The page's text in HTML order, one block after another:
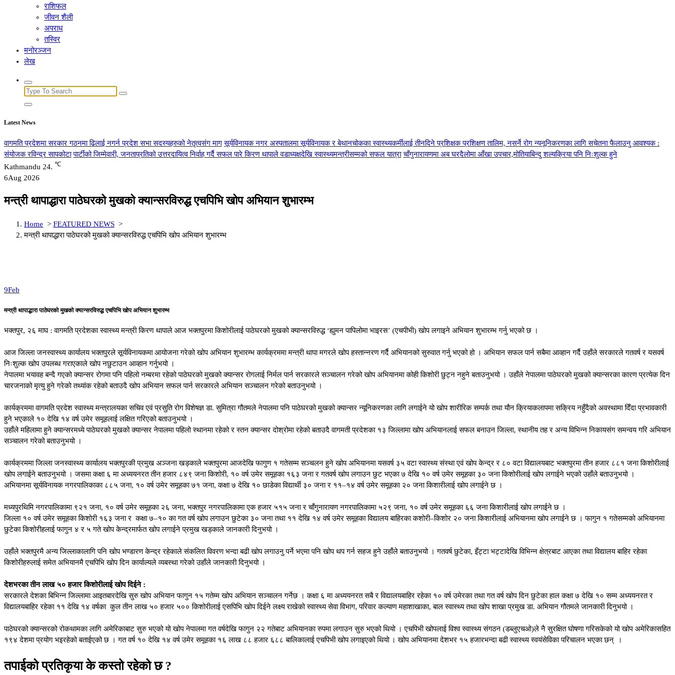
राशिफल
जीवन शैली
अपराध
तस्विर
मनोरञ्जन
लेख
Search
for:
Latest News
वागमति प्रदेशमा सरकार गठनमा ढिलाई नगर्न प्रदेश सभा सदस्यहरुको नेतृत्वसंग माग सूर्यविनायक नगर अस्पतालमा सूर्यविनायक र बेथानचोकका स्वास्थ्यकर्मीलाई तीनदिने प्रशिक्षक प्रशिक्षण तालिम, नसर्ने रोग न्यनूनिकरणका लागि सचेतना फैलाउनु आवश्यक :
संयोजक रविन्द्र सापकोटा पार्टीको जिम्मेवारी, जनताप्रतिको उत्तरदायित्व निर्वाह गर्दै सफल पारे किरण थापाले वडाध्यक्षदेखि स्वास्थ्यमन्त्रीसम्मको सफल यात्रा चाँगुनारायणमा अब घरदैलोमा आँखा उपचार,मोतियाबिन्दु शल्यक्रिया पनि निःशुल्क हुने
Kathmandu 24. ℃
6Aug 2026
मन्त्री थापाद्धारा पाठेघरको मुखको क्यान्सरविरुद्ध एचपिभि खोप अभियान शुभारम्भ
Home > FEATURED NEWS >
मन्त्री थापाद्धारा पाठेघरको मुखको क्यान्सरविरुद्ध एचपिभि खोप अभियान शुभारम्भ
9Feb
मन्त्री थापाद्धारा पाठेघरको मुखको क्यान्सरविरुद्ध एचपिभि खोप अभियान शुभारम्भ
भक्तपुर, २६ माघ : वागमति प्रदेशका स्वास्थ्य मन्त्री किरण थापाले आज भक्तपुरमा किशोरीलाई पाठेघरको मुखको क्यान्सरविरुद्ध ‘ह्युमन पापिलोमा भाइरस’ (एचपीभी) खोप लगाइने अभियान शुभारम्भ गर्नु भएको छ ।
आज जिल्ला जनस्वास्थ्य कार्यालय भक्तपुरले सूर्यविनायकमा आयोजना गरेको खोप अभियान शुभारम्भ कार्यक्रममा मन्त्री थापा मगरले खोप हस्तान्नरण गर्दै अभियानको सुरुवात गर्नु भएको हो । अभियान सफल पार्न सबैमा आव्हान गर्दै उहाँले सरकारले गतवर्ष र यसवर्ष
निःशुल्क खोप उपलब्ध गराएकाले खोप नछुटाउन आव्हान गर्नुभयो ।
नेपालमा भयावह बन्दै गएको क्यान्सर रोगमा पनि पहिलो नम्बरमा रहेको पाठेघरको मुखको क्यान्सर रोगलाई निर्मल पार्न सरकारले सञ्चालन गरेको खोप अभियानमा कोही किशोरी छुट्न नहुने बताउनुभयो । उहाँले नेपालमा पाठेघरको मुखको क्यान्सरका कारण प्रत्येक दिन
चारजनाको मृत्यु हुने गरेको तथ्यांक रहेको बताउदै खोप अभियान सफल पार्न सरकारले अभियान सञ्चालन गरेको बताउनुभयो ।
कार्यक्रममा वागमति प्रदेश स्वास्थ्य मन्त्रालयका सचिव एवं प्रसुति रोग विशेषज्ञ डा. सुमित्रा गौतमले नेपालमा पनि पाठेघरको मुखको क्यान्सर न्यूनिकरणका लागि लगाईने यो खोप शारीरिक सम्पर्क तथा यौन क्रियाकलापमा सक्रिय नहुँदैको अवस्थामा दिँदा प्रभावकारी
हुने भएकाले १० देखि १४ वर्ष उमेर समूहलाई लक्षित गरिएको बताउनुभयो ।
उहाँले महिलामा हुने क्यान्सरमध्ये पाठेघरको मुखको क्यान्सर नेपालमा पहिलो स्थानमा रहेको र स्तन क्यान्सर दोश्रोमा रहेको बताउदै वागमती प्रदेशका १३ जिल्लामा खोप अभियानलाई सफल बनाउन जिल्ला, स्थानीय तह र अन्य विभिन्न निकायसंग समन्वय गरि अभियान
सञ्चालन गरेको बताउनुभयो ।
कार्यक्रममा जिल्ला जनस्वास्थ्य कार्यालय भक्तपुरकी प्रमुख अञ्जना खड्काले भक्तपुरमा आजदेखि फागुण १ गतेसम्म सञ्चलन हुने खोप अभियानमा यसवर्ष ३५ वटा स्वास्थ्य संस्था एवं खोप केन्द्र र ८० वटा विद्यालयबाट भक्तपुरमा तीन हजार ८८१ जना किशोरीलाई
खोप लगाईने बताउनुभयो । जसमा कक्षा ६ मा अध्ययनरत तीन हजार ८४९ जना किशोरी, १० वर्ष उमेर समूहका १६३ जना र गतवर्ष खोप लगाउन छुट भएका ७ देखि १० वर्ष उमेर समूहका ३० जना किशोरीलाई खोप लगाईने भएको उहाँले बताउनुभयो ।
अभियानमा सूर्यविनायक नगरपालिकाका ८८५ जना, १० वर्ष उमेर समूहका ७१ जना, कक्षा ७ देखि १० छाडेका विद्यार्थी ३० जना र ११–१४ वर्ष उमेर समूहका २० जना किशारीलाई खोप लगाईने छ ।
मध्यपुरथिमि नगरपालिकामा ९२१ जना, १० वर्ष उमेर समूहका २६ जना, भक्तपुर नगरपालिकामा एक हजार ५१५ जना र चाँगुनारायण नगरपालिकामा ५२९ जना, १० वर्ष उमेर समूहका ६६ जना किशारीलाई खोप लगाईने छ ।
जिल्ला १० वर्ष उमेर समूहका किशोरी १६३ जना र कक्षा ७–१० का गत वर्ष खोप लगाउन छुटेका ३० जना तथा ११ देखि १४ वर्ष उमेर समूहका विद्यालय बाहिरका कशोरी–किशोर २० जना किशारीलाई अभियानमा खोप लगाईने छ । फागुन १ गतेसम्मको अभियानमा
छुटेका किशोरीहलाई फागुन ४ र ५ गते खोप केन्द्रमार्फत खोप लगाईने प्रमुख खड्काले जानकारी दिनुभयो ।
उहाँले भक्तपुरमै अन्य जिल्लाकालागि पनि खोप भण्डारण केन्द्र रहेकाले संकलित विवरण भन्दा बढी खोप लगाउनु पर्ने भएमा पनि खोप थप गर्न सहज हुने उहाँले बताउनुभयो । गतवर्ष छुटेका, इँट्टा भट्टादेखि विभिन्न क्षेत्रबाट आएका तथा विद्यालय बाहिर रहेका
किशोरीहरुलाई समेत अभियानमै एचपिभि खोप दिन कार्याल्यले व्यबस्था गरेको उहाँले जानकारी दिनुभयो ।
देशभरका तीन लाख ५० हजार किशोरीलाई खोप दिईने :
सरकारले देशका बिभिन्न जिल्लामा आइतबारदेखि सुरु खोप अभियान फागुन १५ गतेम्म खोप अभियान सञ्चालन गर्नेछ । कक्षा ६ मा अध्ययनरत सबै र विद्यालयबाहिर रहेका १० वर्ष उमेरका तथा गत वर्ष खोप दिन छुटेका हाल कक्षा ७ देखि १० सम्म अध्ययनरत र
विद्यालयबाहिर रहेका ११ देखि १४ वर्षका कुल तीन लाख ५० हजार ५०० किशोरीलाई एसपिभि खोप दिईने लक्ष्य राखेको स्वास्थ्य सेवा विभाग, परिवार कल्याण महाशाखाका, बाल स्वास्थ्य तथा खोप शाखा प्रमुख डा. अभियान गौतमले जानकारी दिनुभयो ।
पाठेघरको क्यान्सरको रोकथामका लागि अमेरिकाबाट सुरु भएको यो खोप नेपालमा गत वर्षदेखि फागुन २२ गतेबाट अभियानका रुपमा लगाउन सुरु भएको थियो । एचपिभी खोपलाई विश्व स्वास्थ्य संगठन (डब्लुएचओ)ले नै सुरक्षित घोषणा गरिसकेको यो खोप अमेरिकासहित
१९४ देशमा प्रयोग भइरहेको बताईएको छ । गत वर्ष १० देखि १४ वर्ष उमेर समूहका १६ लाख ८८ हजार ६८८ बालिकालाई एचपिभी खोप लगाइएको थियो । खोप अभियानमा देशभर १५ हजारभन्दा बढी स्वास्थ्य स्वयंसेविका परिचालन भएका छन् ।
तपाईको प्रतिकृया के कस्तो रहेको छ ?